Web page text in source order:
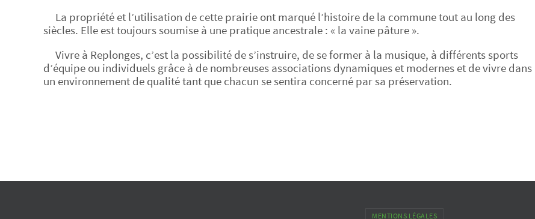
La propriété et l’utilisation de cette prairie ont marqué l’histoire de la commune tout au long des
siècles. Elle est toujours soumise à une pratique ancestrale : « la vaine pâture ».
Vivre à Replonges, c’est la possibilité de s’instruire, de se former à la musique, à différents sports
d’équipe ou individuels grâce à de nombreuses associations dynamiques et modernes et de vivre dans
un environnement de qualité tant que chacun se sentira concerné par sa préservation.
MENTIONS LÉGALES